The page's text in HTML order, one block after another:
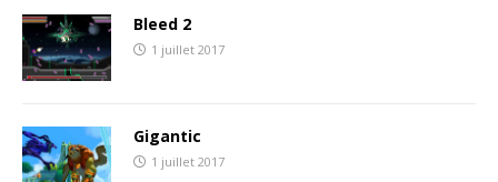
Bleed 2
1 juillet 2017
Gigantic
1 juillet 2017